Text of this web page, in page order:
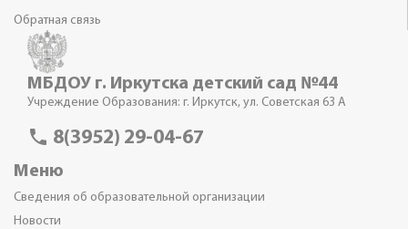
Обратная связь
МБДОУ г. Иркутска детский сад №44
Учреждение Образования: г. Иркутск, ул. Советская 63 А
phone 8(3952) 29-04-67
Меню
Сведения об образовательной организации
Новости